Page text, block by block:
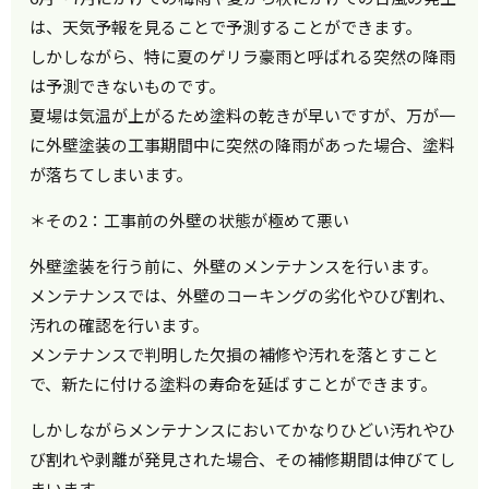
は、天気予報を見ることで予測することができます。
しかしながら、特に夏のゲリラ豪雨と呼ばれる突然の降雨
は予測できないものです。
夏場は気温が上がるため塗料の乾きが早いですが、万が一
に外壁塗装の工事期間中に突然の降雨があった場合、塗料
が落ちてしまいます。
＊その2：工事前の外壁の状態が極めて悪い
外壁塗装を行う前に、外壁のメンテナンスを行います。
メンテナンスでは、外壁のコーキングの劣化やひび割れ、
汚れの確認を行います。
メンテナンスで判明した欠損の補修や汚れを落とすこと
で、新たに付ける塗料の寿命を延ばすことができます。
しかしながらメンテナンスにおいてかなりひどい汚れやひ
び割れや剥離が発見された場合、その補修期間は伸びてし